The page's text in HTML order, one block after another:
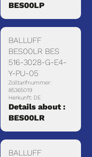
BES00LP
BALLUFF
BES00LR BES
516-3028-G-E4-
Y-PU-05
Zolltarifnummer:
85365019
Herkunft: DE
Details about :
BES00LR
BALLUFF